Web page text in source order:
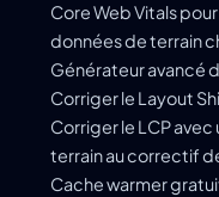
Core Web Vitals
données de terrain
Générateur avancé
Corriger le Layout
Corriger le LCP
terrain au correctif
Cache warmer